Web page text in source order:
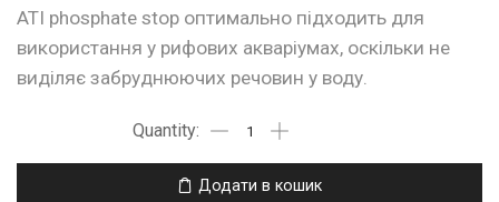
ATI phosphate stop оптимально підходить для
використання у рифових акваріумах, оскільки не
виділяє забруднюючих речовин у воду.
Додати в кошик